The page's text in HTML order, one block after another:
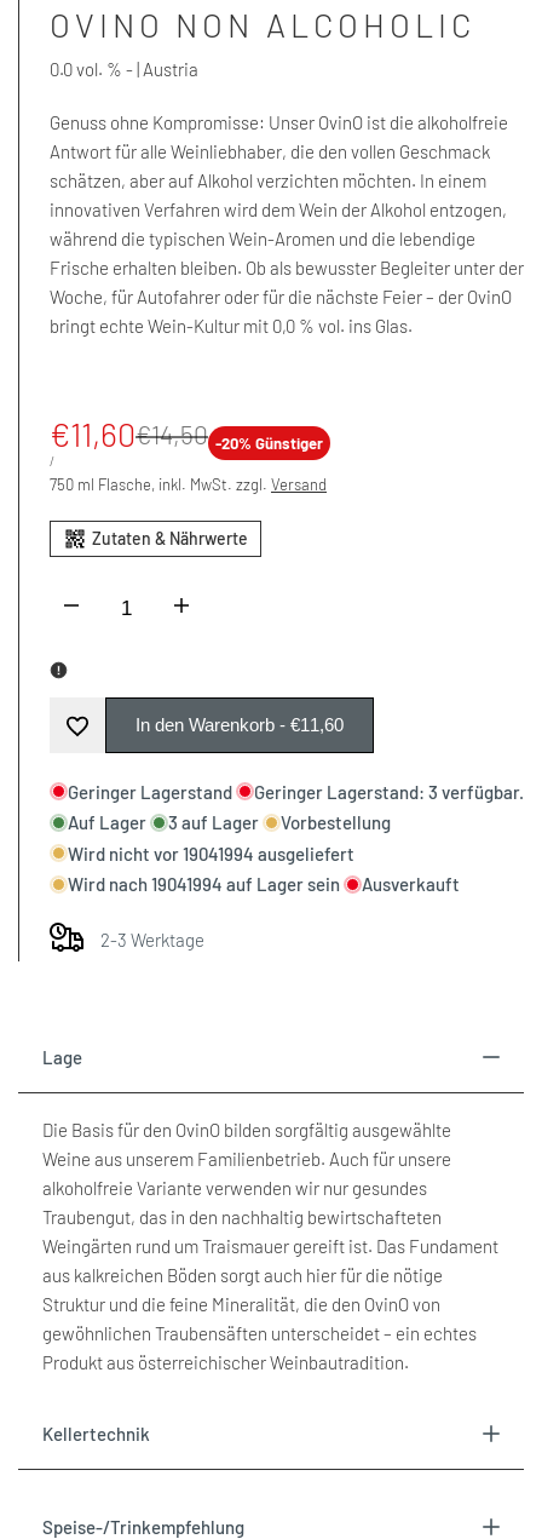
OVINO NON ALCOHOLIC
0.0 vol. % - | Austria
Genuss ohne Kompromisse: Unser OvinO ist die alkoholfreie
Antwort für alle Weinliebhaber, die den vollen Geschmack
schätzen, aber auf Alkohol verzichten möchten. In einem
innovativen Verfahren wird dem Wein der Alkohol entzogen,
während die typischen Wein-Aromen und die lebendige
Frische erhalten bleiben. Ob als bewusster Begleiter unter der
Woche, für Autofahrer oder für die nächste Feier – der OvinO
bringt echte Wein-Kultur mit 0,0 % vol. ins Glas.
Normalpreis
€14,50
Aktionspreis
€11,60
EINZELPREIS
/PER
-20% Günstiger
750 ml Flasche, inkl. MwSt. zzgl. Versand
I18n
Error:
Missing
value
"product"
for
für
product
}}
verringern"
I18n
Missing
value
"product"
for
product
}}
erhöhen"
In den Warenkorb - €11,60
Wunschliste
hinzufügen
Geringer Lagerstand Geringer Lagerstand: 3 verfügbar.
Auf Lager
3 auf Lager
Vorbestellung
Wird nicht vor19041994 ausgeliefert
Wird nach19041994 auf Lager sein Ausverkauft
2-3 Werktage
Lage
Die Basis für den OvinO bilden sorgfältig ausgewählte
Weine aus unserem Familienbetrieb. Auch für unsere
alkoholfreie Variante verwenden wir nur gesundes
Traubengut, das in den nachhaltig bewirtschafteten
Weingärten rund um Traismauer gereift ist. Das Fundament
aus kalkreichen Böden sorgt auch hier für die nötige
Struktur und die feine Mineralität, die den OvinO von
gewöhnlichen Traubensäften unterscheidet – ein echtes
Produkt aus österreichischer Weinbautradition.
Kellertechnik
Speise-/Trinkempfehlung